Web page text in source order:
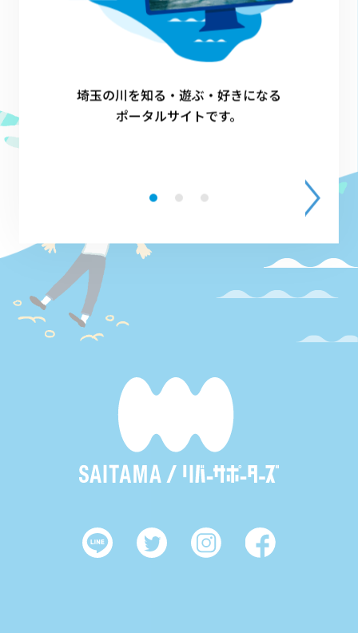
埼玉の川を知る・遊ぶ・好きになる
ポータルサイトです。